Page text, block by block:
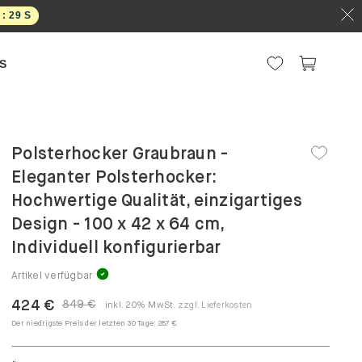
:28 S
Polsterhocker Graubraun -
Eleganter Polsterhocker:
Hochwertige Qualität, einzigartiges
Design - 100 x 42 x 64 cm,
Individuell konfigurierbar
Artikel verfügbar
849 €
424 € inkl. 20% MwSt. zzgl. Lieferkosten
Der niedrigste Preis der letzten 30 Tage: 287 €